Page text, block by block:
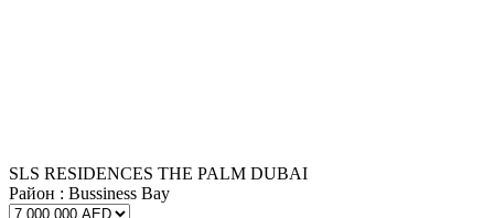
SLS RESIDENCES THE PALM DUBAI
Район : Bussiness Bay